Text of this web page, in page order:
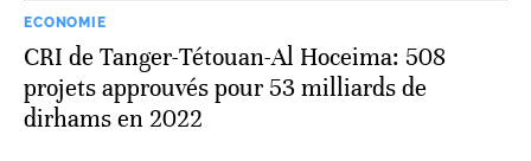
ECONOMIE
CRI de Tanger-Tétouan-Al Hoceima: 508
projets approuvés pour 53 milliards de
dirhams en 2022